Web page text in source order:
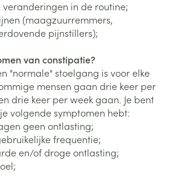
in de routine;
(maagzuurremmers,
pijnstillers);
van constipatie?
"normale" stoelgang is voor elke
mensen gaan drie keer per
drie keer per week gaan. Je bent
volgende symptomen hebt:
geen ontlasting;
frequentie;
en/of droge ontlasting;